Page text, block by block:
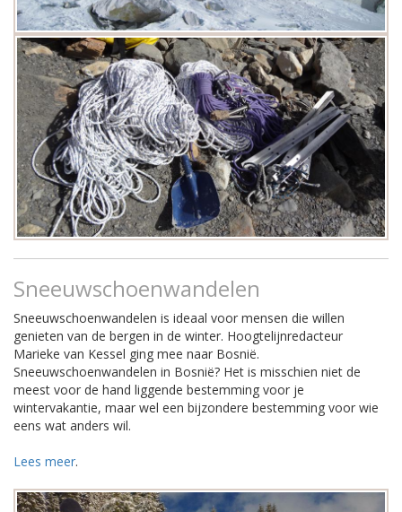
Sneeuwschoenwandelen
Sneeuwschoenwandelen is ideaal voor mensen die willen
genieten van de bergen in de winter. Hoogtelijnredacteur
Marieke van Kessel ging mee naar Bosnië.
Sneeuwschoenwandelen in Bosnië? Het is misschien niet de
meest voor de hand liggende bestemming voor je
wintervakantie, maar wel een bijzondere bestemming voor wie
eens wat anders wil.
Lees meer.